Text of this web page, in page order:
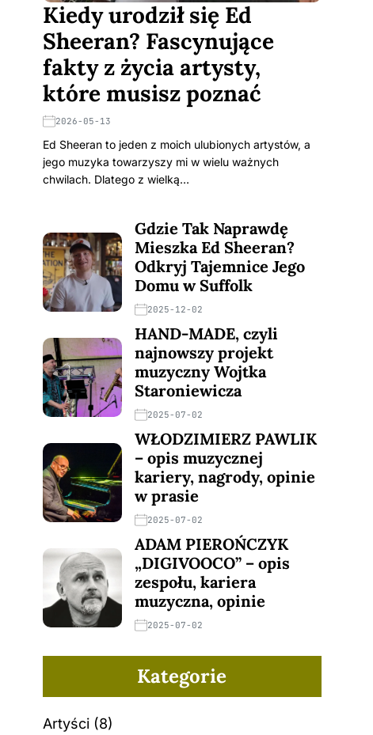
Kiedy urodził się Ed
Sheeran? Fascynujące
fakty z życia artysty,
które musisz poznać
2026-05-13
Ed Sheeran to jeden z moich ulubionych artystów, a
jego muzyka towarzyszy mi w wielu ważnych
chwilach. Dlatego z wielką…
Gdzie Tak Naprawdę
Mieszka Ed Sheeran?
Odkryj Tajemnice Jego
Domu w Suffolk
2025-12-02
HAND-MADE, czyli
najnowszy projekt
muzyczny Wojtka
Staroniewicza
2025-07-02
WŁODZIMIERZ PAWLIK
– opis muzycznej
kariery, nagrody, opinie
w prasie
2025-07-02
ADAM PIEROŃCZYK
„DIGIVOOCO” – opis
zespołu, kariera
muzyczna, opinie
2025-07-02
Kategorie
Artyści(8)